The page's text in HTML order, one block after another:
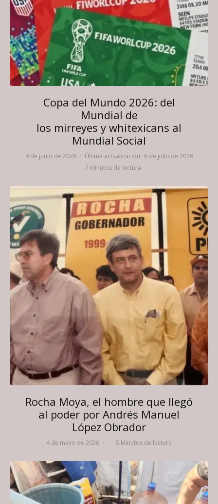
Copa del Mundo 2026: del
Mundial de
los mirreyes y whitexicans al
Mundial Social
9 de junio de 2026 · Última actualización: 6 de julio de 2026
· 7 Minutos de lectura
Rocha Moya, el hombre que llegó
al poder por Andrés Manuel
López Obrador
4 de mayo de 2026 · · 5 Minutos de lectura